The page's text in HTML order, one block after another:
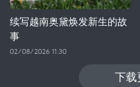
续写越南奥黛焕发新生的故
事
02/08/2026 11:30
下载